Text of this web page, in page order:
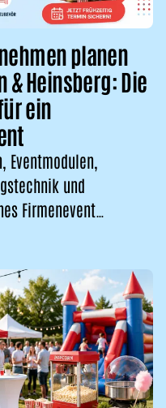
planen
& Heinsberg: Die
ein
Eventmodulen,
und
Firmenevent